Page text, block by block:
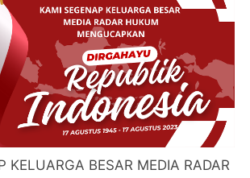
KELUARGA BESAR MEDIA RADAR